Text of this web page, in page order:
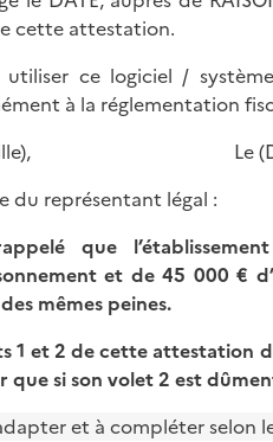
cette attestation.
utiliser ce logiciel /
à la réglementation
(Ville), Le
du représentant légal :
que
et de 45 000 €
mêmes peines.
1 et 2 de cette attestation
que si son volet 2 est
et à compléter selon